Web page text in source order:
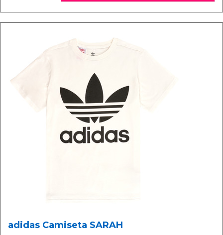
adidas Camiseta SARAH